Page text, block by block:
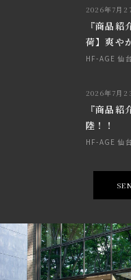
2026年7月
『商品
荷】爽や
HF-AGE 仙
2026年7月
『商品
陸！！
HF-AGE 仙